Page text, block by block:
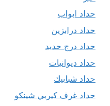
حداد ابواب
حداد درابزين
حداد درج حديد
حداد ديوانيات
حداد شبابيك
حداد غرف كيربي شينكو